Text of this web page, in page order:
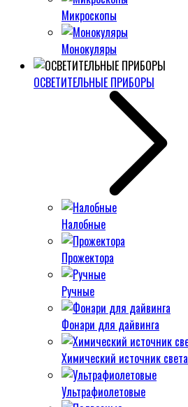
Микроскопы
Монокуляры
ОСВЕТИТЕЛЬНЫЕ ПРИБОРЫ
Налобные
Прожектора
Ручные
Фонари для дайвинга
Химический источник света
Ультрафиолетовые